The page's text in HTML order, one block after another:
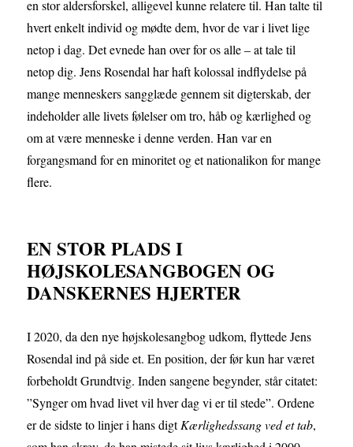
en stor aldersforskel, alligevel kunne relatere til. Han talte til
hvert enkelt individ og mødte dem, hvor de var i livet lige
netop i dag. Det evnede han over for os alle – at tale til
netop dig. Jens Rosendal har haft kolossal indflydelse på
mange menneskers sangglæde gennem sit digterskab, der
indeholder alle livets følelser om tro, håb og kærlighed og
om at være menneske i denne verden. Han var en
forgangsmand for en minoritet og et nationalikon for mange
flere.
EN STOR PLADS I
HØJSKOLESANGBOGEN OG
DANSKERNES HJERTER
I 2020, da den nye højskolesangbog udkom, flyttede Jens
Rosendal ind på side et. En position, der før kun har været
forbeholdt Grundtvig. Inden sangene begynder, står citatet:
”Synger om hvad livet vil hver dag vi er til stede”. Ordene
er de sidste to linjer i hans digtKærlighedssang ved et tab,